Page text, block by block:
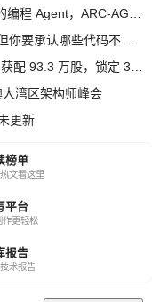
湾区架构师峰会
更新
榜单
文看这里
平台
作更轻松
报告
术报告